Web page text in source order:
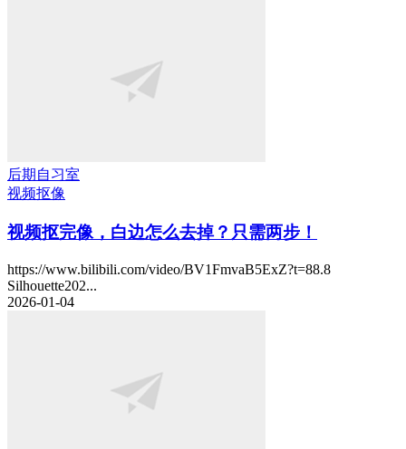
后期自习室
视频抠像
视频抠完像，白边怎么去掉？只需两步！
https://www.bilibili.com/video/BV1FmvaB5ExZ?t=88.8
Silhouette202...
2026-01-04